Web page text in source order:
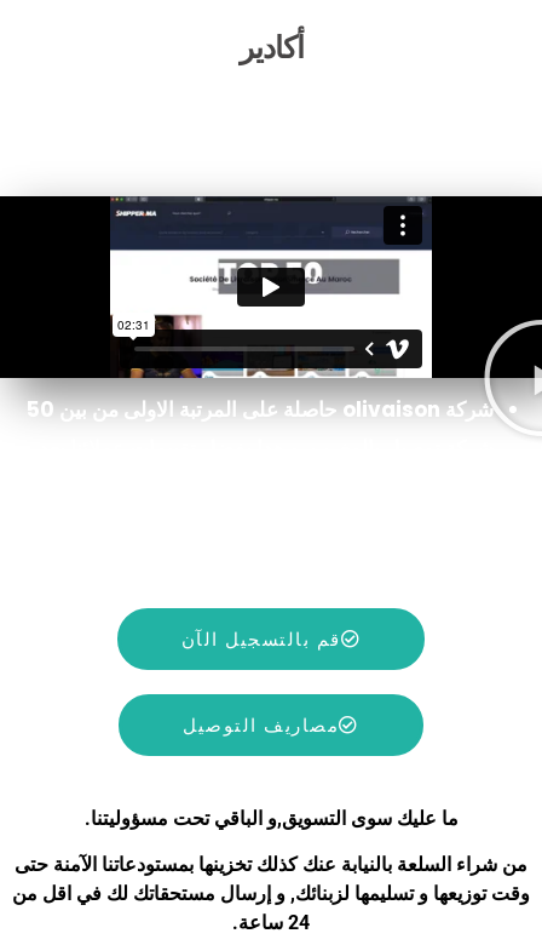
أكادير
شركة olivaison حاصلة على المرتبة الاولى من بين 50
قم بالتسجيل الآن
مصاريف التوصيل
ما عليك سوى التسويق,و الباقي تحت مسؤوليتنا.
من شراء السلعة بالنيابة عنك كذلك تخزينها بمستودعاتنا الآمنة حتى
وقت توزيعها و تسليمها لزبنائك, و إرسال مستحقاتك لك في اقل من
24 ساعة.